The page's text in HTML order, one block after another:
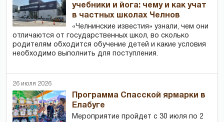
учебники и йога: чему и как учат
в частных школах Челнов
«Челнинские известия» узнали, чем они
отличаются от государственных школ, во сколько
родителям обходится обучение детей и какие условия
необходимо выполнить для поступления.
26 июля 2026
Программа Спасской ярмарки в
Елабуге
Мероприятие пройдет с 30 июля по 2